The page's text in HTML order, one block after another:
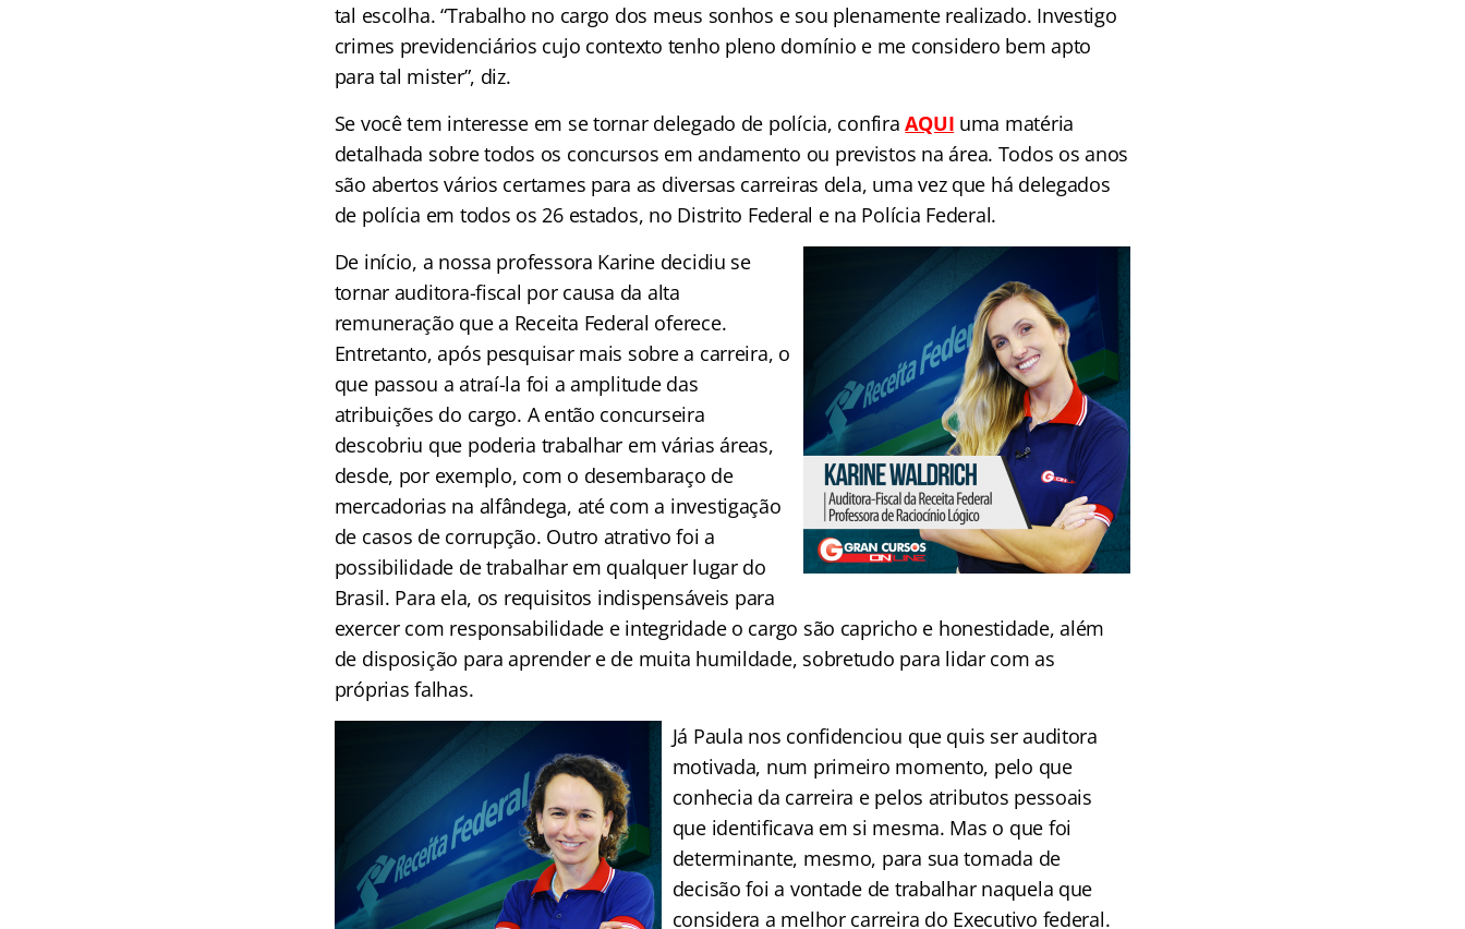
tal escolha. “Trabalho no cargo dos meus sonhos e sou plenamente realizado. Investigo
crimes previdenciários cujo contexto tenho pleno domínio e me considero bem apto
para tal mister”, diz.
Se você tem interesse em se tornar delegado de polícia, confiraAQUI uma matéria
detalhada sobre todos os concursos em andamento ou previstos na área. Todos os anos
são abertos vários certames para as diversas carreiras dela, uma vez que há delegados
de polícia em todos os 26 estados, no Distrito Federal e na Polícia Federal.
De início, a nossa professora Karine decidiu se
tornar auditora-fiscal por causa da alta
remuneração que a Receita Federal oferece.
Entretanto, após pesquisar mais sobre a carreira, o
que passou a atraí-la foi a amplitude das
atribuições do cargo. A então concurseira
descobriu que poderia trabalhar em várias áreas,
desde, por exemplo, com o desembaraço de
mercadorias na alfândega, até com a investigação
de casos de corrupção. Outro atrativo foi a
possibilidade de trabalhar em qualquer lugar do
Brasil. Para ela, os requisitos indispensáveis para
exercer com responsabilidade e integridade o cargo são capricho e honestidade, além
de disposição para aprender e de muita humildade, sobretudo para lidar com as
próprias falhas.
Já Paula nos confidenciou que quis ser auditora
motivada, num primeiro momento, pelo que
conhecia da carreira e pelos atributos pessoais
que identificava em si mesma. Mas o que foi
determinante, mesmo, para sua tomada de
decisão foi a vontade de trabalhar naquela que
considera a melhor carreira do Executivo federal.